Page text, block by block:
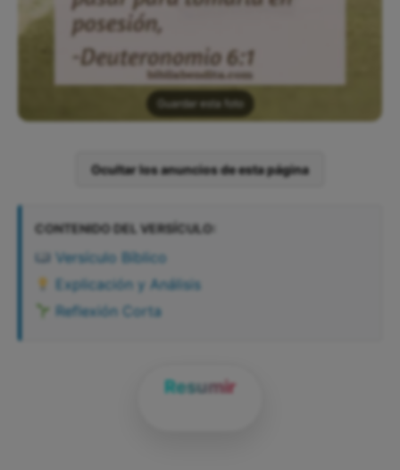
Guardar esta foto
Ocultar los anuncios de esta página
CONTENIDO DEL VERSÍCULO:
Versículo Bíblico
Explicación y Análisis
Reflexión Corta
Resumir